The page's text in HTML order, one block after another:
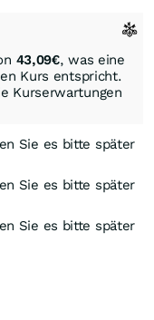
43,09€, was eine
Kurs entspricht.
Kurserwartungen
Sie es bitte später
Sie es bitte später
Sie es bitte später